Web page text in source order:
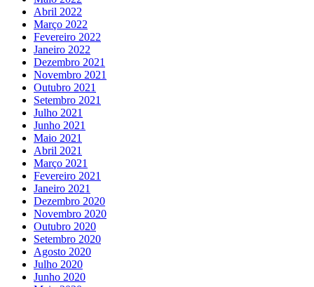
Abril 2022
Março 2022
Fevereiro 2022
Janeiro 2022
Dezembro 2021
Novembro 2021
Outubro 2021
Setembro 2021
Julho 2021
Junho 2021
Maio 2021
Abril 2021
Março 2021
Fevereiro 2021
Janeiro 2021
Dezembro 2020
Novembro 2020
Outubro 2020
Setembro 2020
Agosto 2020
Julho 2020
Junho 2020